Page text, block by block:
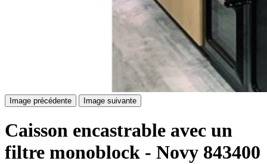
Image précédente Image suivante
Caisson encastrable avec un
filtre monoblock - Novy 843400